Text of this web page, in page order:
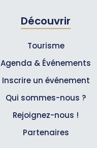
Découvrir
Tourisme
Agenda & Événements
Inscrire un événement
Qui sommes-nous ?
Rejoignez-nous !
Partenaires